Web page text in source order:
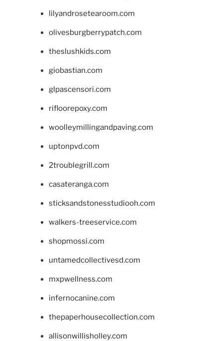
lilyandrosetearoom.com
olivesburgberrypatch.com
theslushkids.com
giobastian.com
glpascensori.com
rifloorepoxy.com
woolleymillingandpaving.com
uptonpvd.com
2troublegrill.com
casateranga.com
sticksandstonesstudiooh.com
walkers-treeservice.com
shopmossi.com
untamedcollectivesd.com
mxpwellness.com
infernocanine.com
thepaperhousecollection.com
allisonwillisholley.com